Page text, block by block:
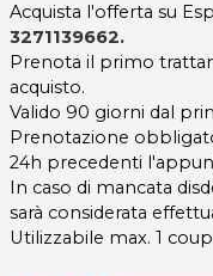
Acquista l'offerta su
3271139662.
Prenota il primo
acquisto.
Valido 90 giorni dal
Prenotazione
24h precedenti
In caso di mancata
sarà considerata
Utilizzabile max. 1